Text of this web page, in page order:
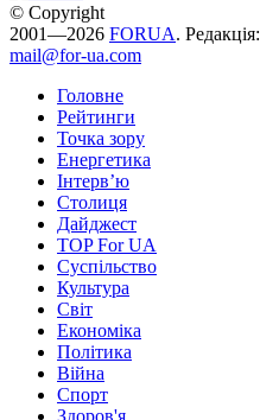
© Copyright
2001—2026 FORUA. Редакція:
mail@for-ua.com
Головне
Рейтинги
Точка зору
Енергетика
Інтерв’ю
Столиця
Дайджест
TOP For UA
Суспiльство
Культура
Світ
Економіка
Політика
Війна
Спорт
Здоров'я